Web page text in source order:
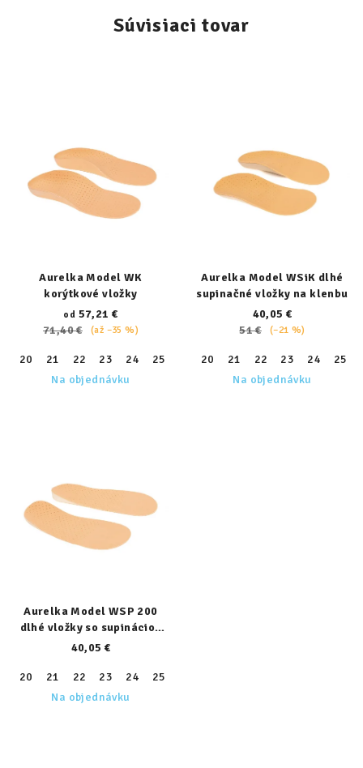
Súvisiaci tovar
Aurelka Model WK
korýtkové vložky
od 57,21 €
71,40 €
(až –35 %)
20 21 22 23 24 25 27 28 29 30 31
32
Na objednávku
Aurelka Model WSiK dlhé
supinačné vložky na klenbu
40,05 €
51 €
(–21 %)
20 21 22 23 24 25
Na objednávku
Aurelka Model WSP 200
dlhé vložky so supináciou
päty
40,05 €
20 21 22 23 24 25
Na objednávku